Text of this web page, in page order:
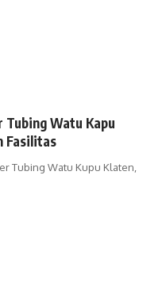
Watu Kapu
Fasilitas
Tubing Watu Kupu Klaten,